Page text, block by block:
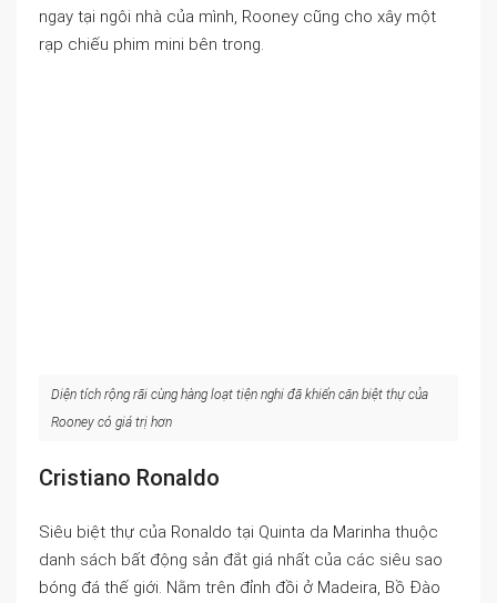
ngay tại ngôi nhà của mình, Rooney cũng cho xây một
rạp chiếu phim mini bên trong.
Diện tích rộng rãi cùng hàng loạt tiện nghi đã khiến căn biệt thự của
Rooney có giá trị hơn
Cristiano Ronaldo
Siêu biệt thự của Ronaldo tại Quinta da Marinha thuộc
danh sách bất động sản đắt giá nhất của các siêu sao
bóng đá thế giới. Nằm trên đỉnh đồi ở Madeira, Bồ Đào